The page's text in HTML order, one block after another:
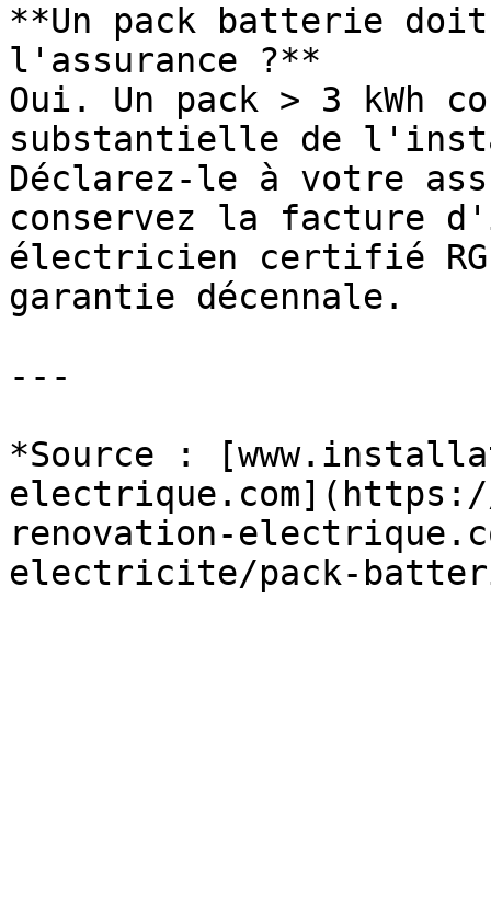
**Un pack batterie
l'assurance ?**
Oui. Un pack > 3 kWh
substantielle de
Déclarez-le à votre
conservez la facture
électricien certifié
garantie décennale.
---
*Source :
renovation-